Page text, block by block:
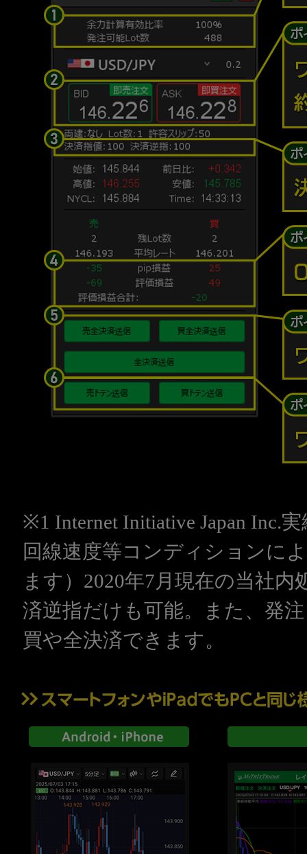
※1 Internet Initiative Japan Inc.
回線速度等コンディションに
ます）2020年7月現在の当社
済逆指だけも可能。また、発
買や全決済できます。